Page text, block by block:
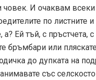
И очаквам
по листните
Ей тъй, с пръстчета,
бръмбари или
до дупката на
със